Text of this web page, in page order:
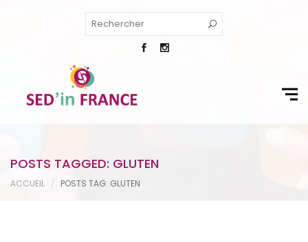
POSTS TAGGED: GLUTEN
ACCUEIL POSTS TAG: GLUTEN